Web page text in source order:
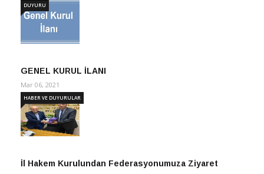
GENEL KURUL İLANI
DUYURU
Mar 06, 2021
İl Hakem Kurulundan Federasyonumuza Ziyaret
HABER VE DUYURULAR